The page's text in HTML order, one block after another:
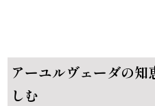
アーユルヴェーダの
しむ